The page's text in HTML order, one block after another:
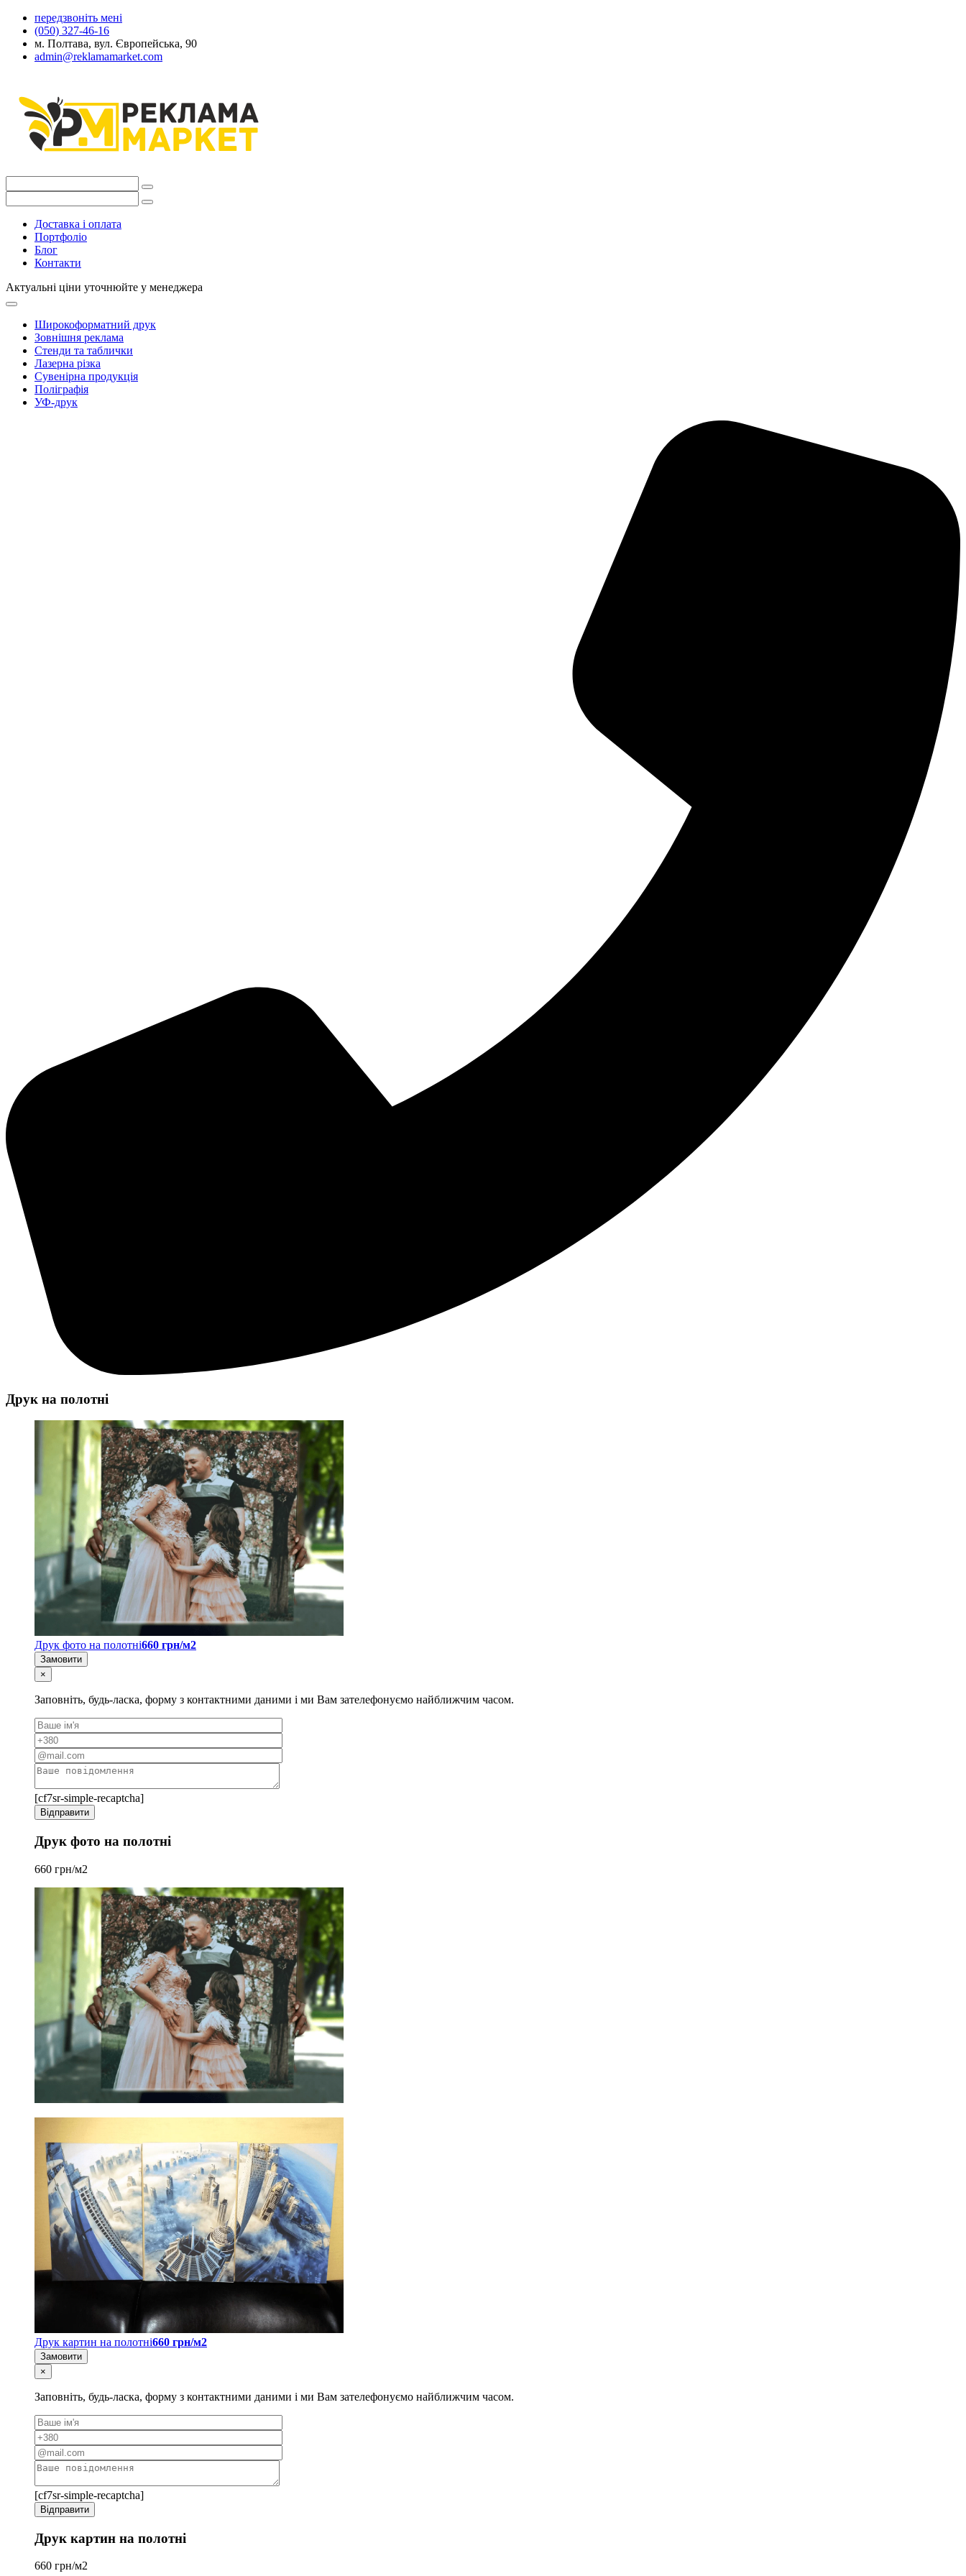
передзвоніть мені
(050) 327-46-16
м. Полтава, вул. Європейська, 90
admin@reklamamarket.com
Доставка і оплата
Портфоліо
Блог
Контакти
Актуальні ціни уточнюйте у менеджера
Широкоформатний друк
Зовнішня реклама
Стенди та таблички
Лазерна різка
Сувенірна продукція
Поліграфія
УФ-друк
Друк на полотні
Друк фото на полотні660 грн/м2
Замовити
×
Заповніть, будь-ласка, форму з контактними даними і ми Вам зателефонуємо найближчим часом.
[cf7sr-simple-recaptcha]
Друк фото на полотні
660 грн/м2
Друк картин на полотні660 грн/м2
Замовити
×
Заповніть, будь-ласка, форму з контактними даними і ми Вам зателефонуємо найближчим часом.
[cf7sr-simple-recaptcha]
Друк картин на полотні
660 грн/м2